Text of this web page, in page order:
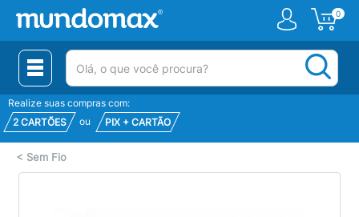
0
(pesquisar)
Realize suas compras com:
2 CARTÕES
ou PIX + CARTÃO
< Sem Fio